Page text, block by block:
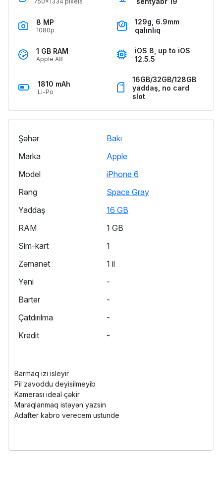
8 MP
1080p
129g, 6.9mm
qalınlıq
1 GB RAM
Apple A8
iOS 8, up to iOS
12.5.5
1810 mAh
Li-Po
16GB/32GB/128GB
yaddaş, no card
slot
Şəhər
Bakı
Marka
Apple
Model
iPhone 6
Rəng
Space Gray
Yaddaş
16 GB
RAM
1 GB
Sim-kart
1
Zəmanət
1 il
Yeni
-
Barter
-
Çatdırılma
-
Kredit
-
Barmaq izi isleyir
Pil zavoddu deyisilmeyib
Kamerası ideal çəkir
Maraqlanmaq istəyən yazsin
Adafter kabro verecem ustunde